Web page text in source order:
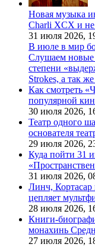
Новая музыка
Charli XCX и не
31 июля 2026,
В июле в мир
Слушаем новые
степени
Strokes, а так
Как смотреть
популярной
30 июля 2026,
Театр одного
основателя
29 июля 2026,
Куда пойти 31
31 июля 2026,
Линч,
цепляет
28 июля 2026,
Книги-
монахинь
27 июля 2026,